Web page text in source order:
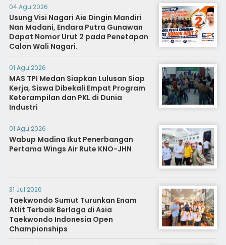
04 Agu 2026
Usung Visi Nagari Aie Dingin Mandiri
Nan Madani, Endara Putra Gunawan
Dapat Nomor Urut 2 pada Penetapan
Calon Wali Nagari.
01 Agu 2026
MAS TPI Medan Siapkan Lulusan Siap
Kerja, Siswa Dibekali Empat Program
Keterampilan dan PKL di Dunia
Industri
01 Agu 2026
Wabup Madina Ikut Penerbangan
Pertama Wings Air Rute KNO-JHN
31 Jul 2026
Taekwondo Sumut Turunkan Enam
Atlit Terbaik Berlaga di Asia
Taekwondo Indonesia Open
Championships